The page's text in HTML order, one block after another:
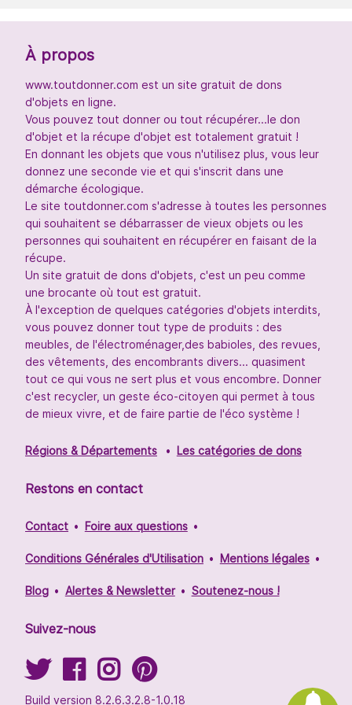
À propos
www.toutdonner.com est un site gratuit de dons
d'objets en ligne.
Vous pouvez tout donner ou tout récupérer...le don
d'objet et la récupe d'objet est totalement gratuit !
En donnant les objets que vous n'utilisez plus, vous leur
donnez une seconde vie et qui s'inscrit dans une
démarche écologique.
Le site toutdonner.com s'adresse à toutes les personnes
qui souhaitent se débarrasser de vieux objets ou les
personnes qui souhaitent en récupérer en faisant de la
récupe.
Un site gratuit de dons d'objets, c'est un peu comme
une brocante où tout est gratuit.
À l'exception de quelques catégories d'objets interdits,
vous pouvez donner tout type de produits : des
meubles, de l'électroménager,des babioles, des revues,
des vêtements, des encombrants divers... quasiment
tout ce qui vous ne sert plus et vous encombre. Donner
c'est recycler, un geste éco-citoyen qui permet à tous
de mieux vivre, et de faire partie de l'éco système !
Régions & Départements Les catégories de dons
Restons en contact
Contact Foire aux questions
Conditions Générales d'Utilisation Mentions légales
Blog Alertes & Newsletter Soutenez-nous !
Suivez-nous
Build version 8.2.6.3.2.8-1.0.18